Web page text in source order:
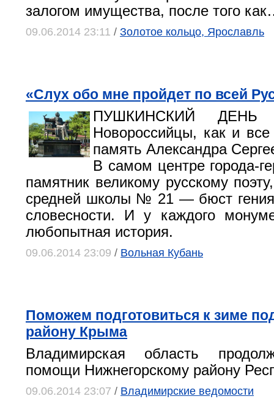
залогом имущества, после того
09.06.2014 23:11 / Золотое кольцо, Ярославль
«Слух обо мне пройдет по всей
ПУШКИНСКИЙ
Новороссийцы, как и все
память Александра
В самом центре города-
памятник великому русскому
средней школы № 21 — бюст гения
словесности. И у каждого
любопытная история.
09.06.2014 23:09 / Вольная Кубань
Поможем подготовиться к зиме
району Крыма
Владимирская область
помощи Нижнегорскому району
09.06.2014 23:07 / Владимирские ведомости